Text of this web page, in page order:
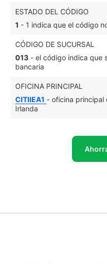
ESTADO DEL CÓDIGO
1 - 1 indica que el código
CÓDIGO DE SUCURSAL
013 - el código indica que
bancaria
OFICINA PRINCIPAL
CITIIEA1 - oficina principal
Irlanda